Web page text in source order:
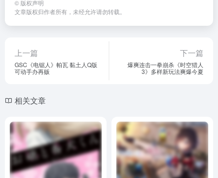
© 版权声明
文章版权归作者所有，未经允许请勿转载。
上一篇
GSC《电锯人》帕瓦 黏土人Q版
可动手办再贩
下一篇
爆爽连击一拳崩杀《时空猎人
3》多样新玩法爽爆今夏
相关文章